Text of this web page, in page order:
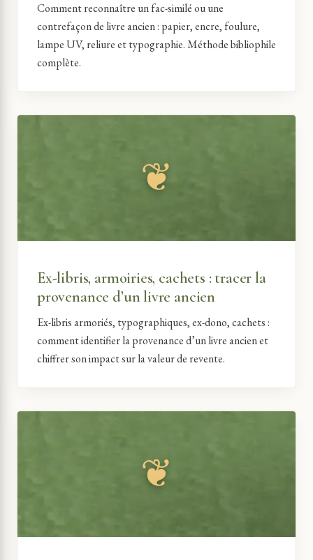
Comment reconnaître un fac-similé ou une
contrefaçon de livre ancien : papier, encre, foulure,
lampe UV, reliure et typographie. Méthode bibliophile
complète.
Ex-libris, armoiries, cachets : tracer la
provenance d’un livre ancien
Ex-libris armoriés, typographiques, ex-dono, cachets :
comment identifier la provenance d’un livre ancien et
chiffrer son impact sur la valeur de revente.